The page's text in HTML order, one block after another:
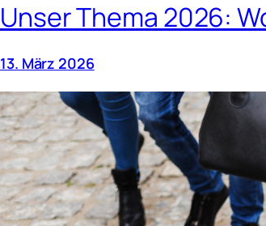
Unser Thema 2026:
13. März 2026